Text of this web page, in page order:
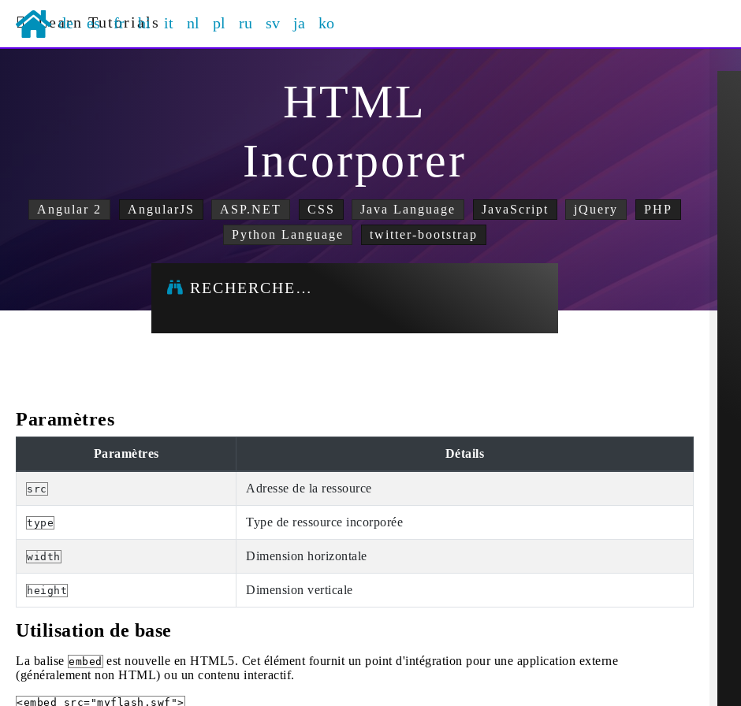
Learn Tutorials
de es fr hi it nl pl ru sv ja ko
HTML
Incorporer
Angular 2 AngularJS ASP.NET CSS Java Language JavaScript jQuery
PHP
Python Language
twitter-bootstrap
RECHERCHE…
Paramètres
Paramètres Détails
src Adresse de la ressource
type Type de ressource incorporée
width Dimension horizontale
height Dimension verticale
Utilisation de base
La balise embed est nouvelle en HTML5. Cet élément fournit un point d'intégration pour une application externe
(généralement non HTML) ou un contenu interactif.
<embed src="myflash.swf">